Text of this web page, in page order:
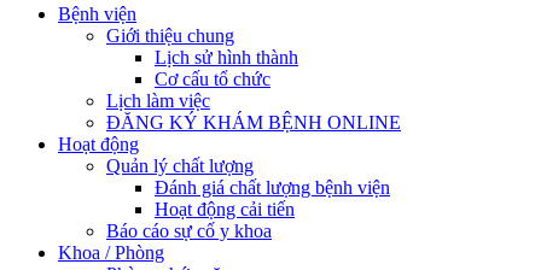
Bệnh viện
Giới thiệu chung
Lịch sử hình thành
Cơ cấu tổ chức
Lịch làm việc
ĐĂNG KÝ KHÁM BỆNH ONLINE
Hoạt động
Quản lý chất lượng
Đánh giá chất lượng bệnh viện
Hoạt động cải tiến
Báo cáo sự cố y khoa
Khoa / Phòng